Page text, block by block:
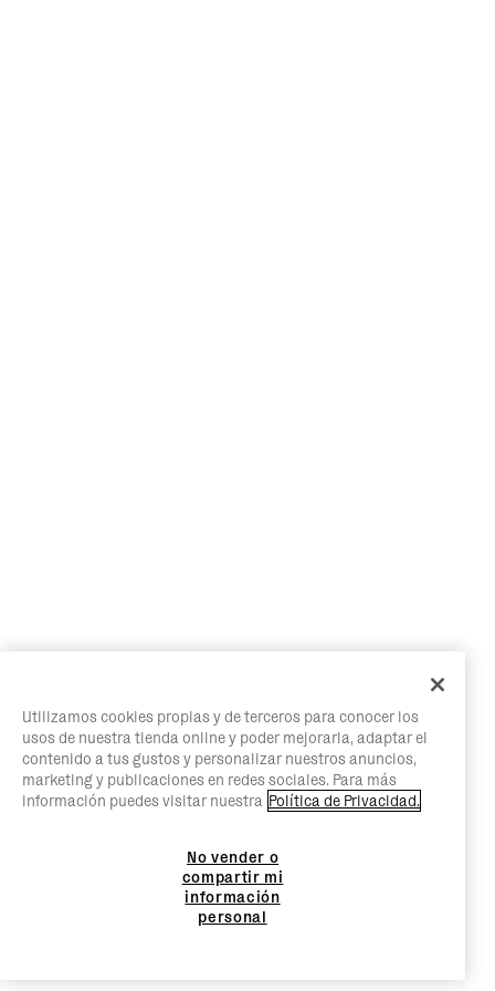
Utilizamos cookies propias y de terceros para conocer los
usos de nuestra tienda online y poder mejorarla, adaptar el
contenido a tus gustos y personalizar nuestros anuncios,
marketing y publicaciones en redes sociales. Para más
información puedes visitar nuestra Política de Privacidad.
No vender o
compartir mi
información
personal